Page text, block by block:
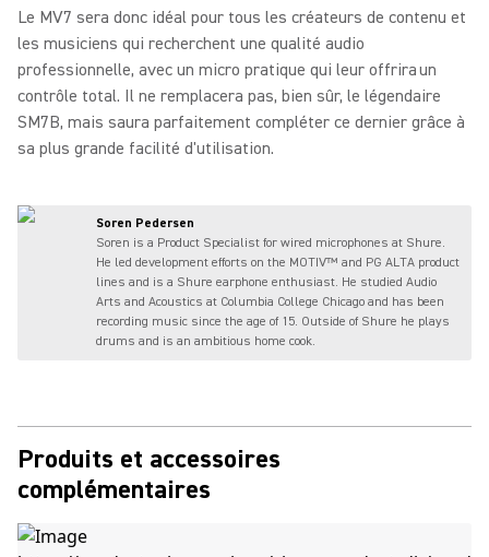
Le MV7 sera donc idéal pour tous les créateurs de contenu et
les musiciens qui recherchent une qualité audio
professionnelle, avec un micro pratique qui leur offrira un
contrôle total. Il ne remplacera pas, bien sûr, le légendaire
SM7B, mais saura parfaitement compléter ce dernier grâce à
sa plus grande facilité d'utilisation.
Soren Pedersen
Soren is a Product Specialist for wired microphones at Shure.
He led development efforts on the MOTIV™ and PG ALTA product
lines and is a Shure earphone enthusiast. He studied Audio
Arts and Acoustics at Columbia College Chicago and has been
recording music since the age of 15. Outside of Shure he plays
drums and is an ambitious home cook.
Produits et accessoires
complémentaires